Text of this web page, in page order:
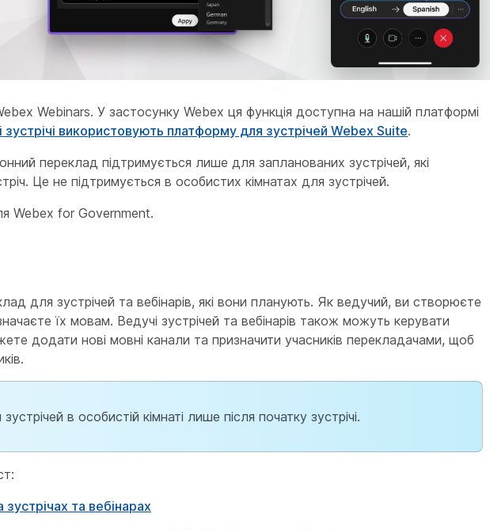
Webinars. У застосунку Webex ця функція доступна на нашій платформі
зустрічі використовують платформу для зустрічей Webex Suite.
переклад підтримується лише для запланованих зустрічей, які
Це не підтримується в особистих кімнатах для зустрічей.
Webex for Government.
для зустрічей та вебінарів, які вони планують. Як ведучий, ви створюєте
їх мовам. Ведучі зустрічей та вебінарів також можуть керувати
додати нові мовні канали та призначити учасників перекладачами, щоб
в особистій кімнаті лише після початку зустрічі.
та вебінарах